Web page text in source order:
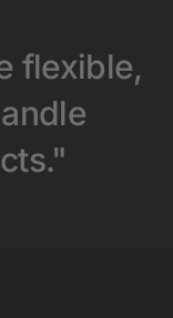
flexible,